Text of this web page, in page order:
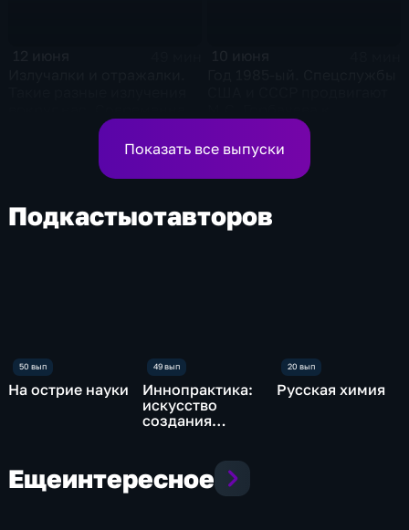
вершинам власти
Показать все выпуски
Подкастыотавторов
На острие науки
Иннопрактика:
искусство
создания
Русская химия
Ещеинтересное